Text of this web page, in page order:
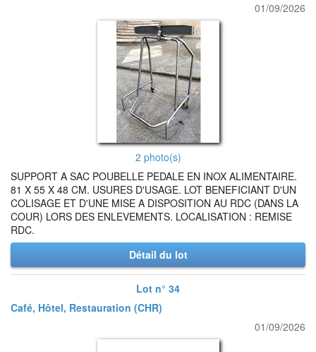
01/09/2026
2 photo(s)
SUPPORT A SAC POUBELLE PEDALE EN INOX ALIMENTAIRE.
81 X 55 X 48 CM. USURES D'USAGE. LOT BENEFICIANT D'UN
COLISAGE ET D'UNE MISE A DISPOSITION AU RDC (DANS LA
COUR) LORS DES ENLEVEMENTS. LOCALISATION : REMISE
RDC.
Détail du lot
Lot n° 34
Café, Hôtel, Restauration (CHR)
01/09/2026